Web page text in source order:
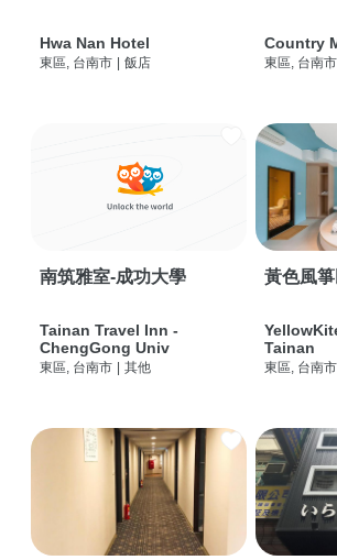
Hwa Nan Hotel
東區, 台南市 | 飯店
Country
東區, 台南市
南筑雅室-成功大學
Tainan Travel Inn -
ChengGong Univ
東區, 台南市 | 其他
黃色風
Tainan
東區, 台南市